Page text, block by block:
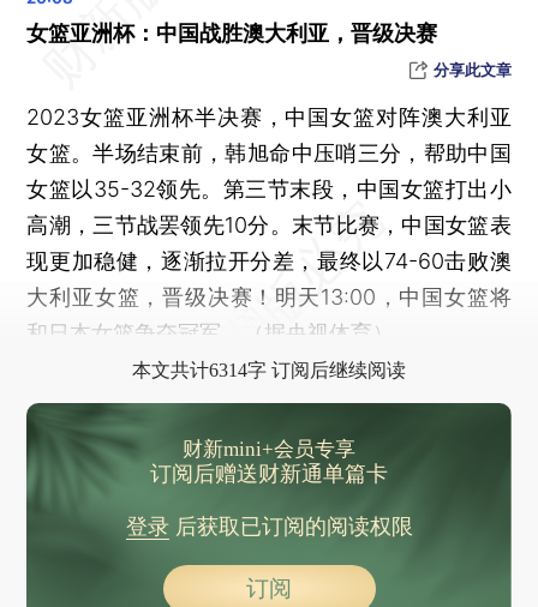
女篮亚洲杯：中国战胜澳大利亚，晋级决赛
分享此文章
2023女篮亚洲杯半决赛，中国女篮对阵澳大利亚
女篮。半场结束前，韩旭命中压哨三分，帮助中国
女篮以35-32领先。第三节末段，中国女篮打出小
高潮，三节战罢领先10分。末节比赛，中国女篮表
现更加稳健，逐渐拉开分差，最终以74-60击败澳
大利亚女篮，晋级决赛！明天13:00，中国女篮将
和日本女篮争夺冠军。（据央视体育）
本文共计6314字 订阅后继续阅读
财新mini+会员专享
订阅后赠送财新通单篇卡
登录后获取已订阅的阅读权限
订阅